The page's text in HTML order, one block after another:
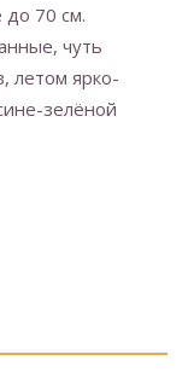
до 70 см.
чуть
летом ярко-
зелёной